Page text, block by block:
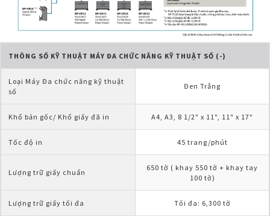
THÔNG SỐ KỸ THUẬT MÁY ĐA CHỨC NĂNG KỸ THUẬT SỐ (-)
Loại Máy Đa chức năng kỹ thuật
số
Đen Trắng
Khổ bản gốc/ Khổ giấy đã in A4, A3, 8 1/2" x 11", 11" x 17"
Tốc độ in 45 trang/phút
Lượng trữ giấy chuẩn
100 tờ)
Lượng trữ giấy tối đa Tối đa: 6,300 tờ